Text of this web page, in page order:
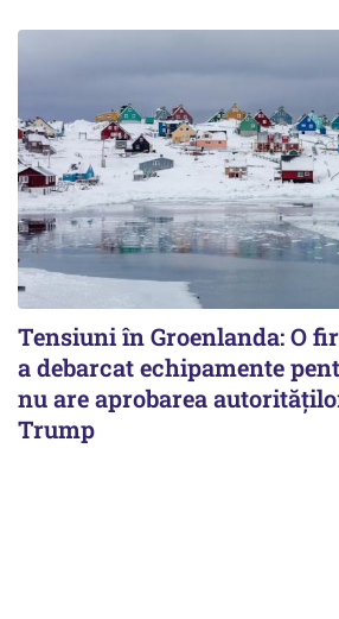
Tensiuni în Groenlanda: O
a debarcat echipamente
nu are aprobarea
Trump